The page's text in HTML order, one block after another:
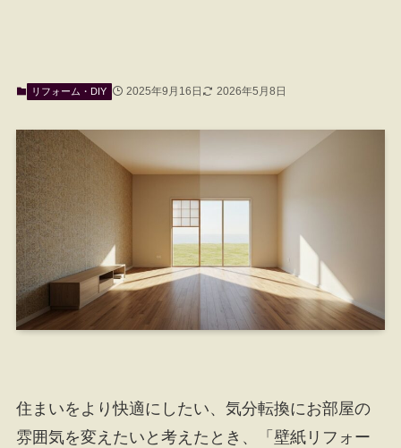
リフォーム・DIY 2025年9月16日 2026年5月8日
住まいをより快適にしたい、気分転換にお部屋の
雰囲気を変えたいと考えたとき、「壁紙リフォー